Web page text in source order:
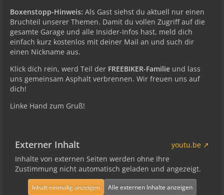
Boxenstopp-Hinweis: Als Gast siehst du aktuell nur einen
Bruchteil unserer Themen. Damit du vollen Zugriff auf die
gesamte Garage und alle Insider-Infos hast, meld dich
einfach kurz kostenlos mit deiner Mail an und such dir
einen Nickname aus.
Klick dich rein, werd Teil der FREEBIKER-Familie und lass
uns gemeinsam Asphalt verbrennen. Wir freuen uns auf
dich!
Linke Hand zum Gruß!
Externer Inhalt
youtu.be
Inhalte von externen Seiten werden ohne Ihre
Zustimmung nicht automatisch geladen und angezeigt.
Inhalt einmalig anzeigen Alle externen Inhalte anzeigen